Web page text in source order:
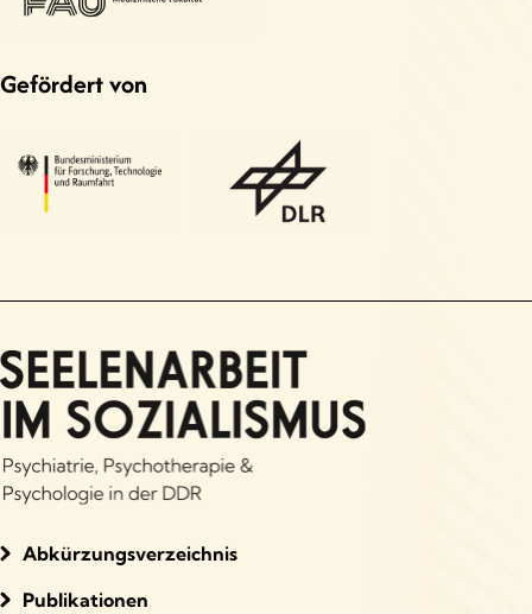
Gefördert von
Abkürzungsverzeichnis
Publikationen